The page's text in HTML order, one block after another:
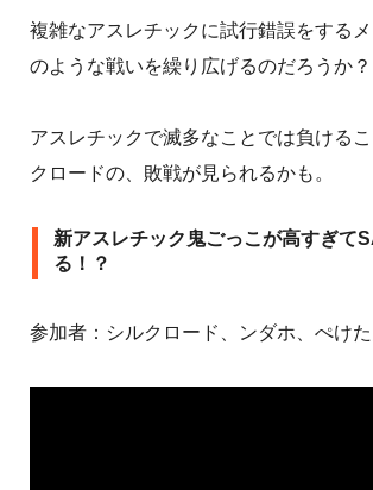
複雑なアスレチックに試行錯誤をする
のような戦いを繰り広げるのだろうか？
アスレチックで滅多なことでは負ける
クロードの、敗戦が見られるかも。
新アスレチック鬼ごっこが高すぎて
る！？
参加者：シルクロード、ンダホ、ぺけ